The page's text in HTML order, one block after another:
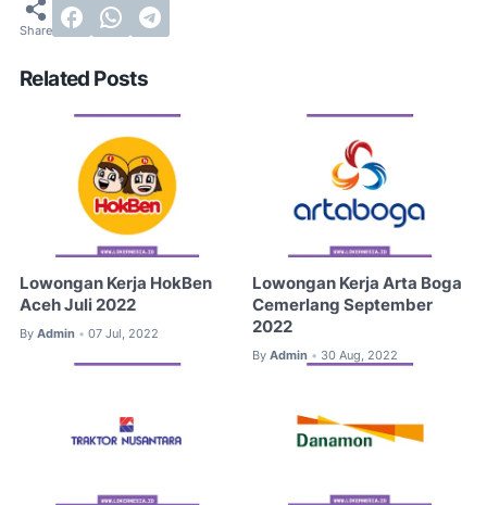
Related Posts
Lowongan Kerja HokBen
Aceh Juli 2022
By Admin • 07 Jul, 2022
Lowongan Kerja Arta Boga
Cemerlang September
2022
By Admin • 30 Aug, 2022